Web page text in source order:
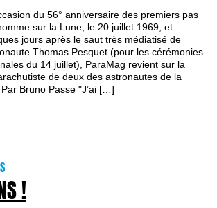
du 56° anniversaire des premiers pas
sur la Lune, le 20 juillet 1969, et
jours après le saut très médiatisé de
Thomas Pesquet (pour les cérémonies
du 14 juillet), ParaMag revient sur la
de deux des astronautes de la
Bruno Passe "J’ai […]
!